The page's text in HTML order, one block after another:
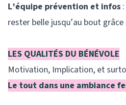
L’équipe prévention et infos
rester belle jusqu’au bout
LES QUALITÉS DU BÉNÉVOLE
Motivation, Implication, et
Le tout dans une ambiance